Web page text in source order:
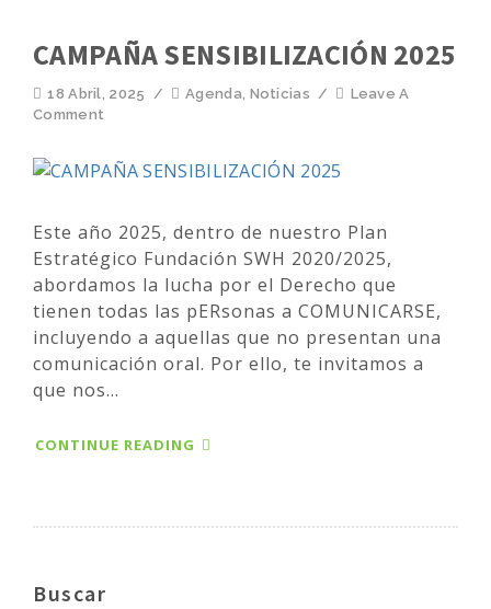
CAMPAÑA SENSIBILIZACIÓN 2025
18 Abril, 2025 / Agenda, Noticias /
Leave A
Comment
Este año 2025, dentro de nuestro Plan
Estratégico Fundación SWH 2020/2025,
abordamos la lucha por el Derecho que
tienen todas las pERsonas a COMUNICARSE,
incluyendo a aquellas que no presentan una
comunicación oral. Por ello, te invitamos a
que nos...
CONTINUE READING
Buscar